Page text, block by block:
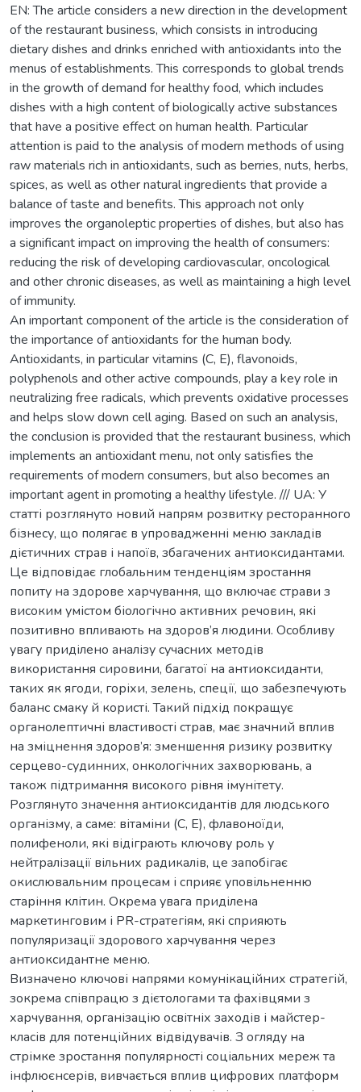
EN: The article considers a new direction in the development
of the restaurant business, which consists in introducing
dietary dishes and drinks enriched with antioxidants into the
menus of establishments. This corresponds to global trends
in the growth of demand for healthy food, which includes
dishes with a high content of biologically active substances
that have a positive effect on human health. Particular
attention is paid to the analysis of modern methods of using
raw materials rich in antioxidants, such as berries, nuts, herbs,
spices, as well as other natural ingredients that provide a
balance of taste and benefits. This approach not only
improves the organoleptic properties of dishes, but also has
a significant impact on improving the health of consumers:
reducing the risk of developing cardiovascular, oncological
and other chronic diseases, as well as maintaining a high level
of immunity.
An important component of the article is the consideration of
the importance of antioxidants for the human body.
Antioxidants, in particular vitamins (C, E), flavonoids,
polyphenols and other active compounds, play a key role in
neutralizing free radicals, which prevents oxidative processes
and helps slow down cell aging. Based on such an analysis,
the conclusion is provided that the restaurant business, which
implements an antioxidant menu, not only satisfies the
requirements of modern consumers, but also becomes an
important agent in promoting a healthy lifestyle. /// UA: У
статті розглянуто новий напрям розвитку ресторанного
бізнесу, що полягає в упровадженні меню закладів
дієтичних страв і напоїв, збагачених антиоксидантами.
Це відповідає глобальним тенденціям зростання
попиту на здорове харчування, що включає страви з
високим умістом біологічно активних речовин, які
позитивно впливають на здоров’я людини. Особливу
увагу приділено аналізу сучасних методів
використання сировини, багатої на антиоксиданти,
таких як ягоди, горіхи, зелень, спеції, що забезпечують
баланс смаку й користі. Такий підхід покращує
органолептичні властивості страв, має значний вплив
на зміцнення здоров’я: зменшення ризику розвитку
серцево-судинних, онкологічних захворювань, а
також підтримання високого рівня імунітету.
Розглянуто значення антиоксидантів для людського
організму, а саме: вітаміни (C, E), флавоноїди,
полифеноли, які відіграють ключову роль у
нейтралізації вільних радикалів, це запобігає
окислювальним процесам і сприяє уповільненню
старіння клітин. Окрема увага приділена
маркетинговим і PR-стратегіям, які сприяють
популяризації здорового харчування через
антиоксидантне меню.
Визначено ключові напрями комунікаційних стратегій,
зокрема співпрацю з дієтологами та фахівцями з
харчування, організацію освітніх заходів і майстер-
класів для потенційних відвідувачів. З огляду на
стрімке зростання популярності соціальних мереж та
інфлюєнсерів, вивчається вплив цифрових платформ